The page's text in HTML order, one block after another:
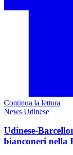
Continua la lettura
News Udinese
Udinese-
bianconeri nella